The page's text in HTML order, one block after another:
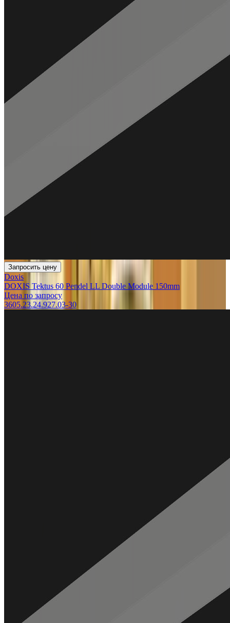
Запросить цену
Doxis
DOXIS Tektus 60 Pendel LL Double Module 150mm
Цена по запросу
3605.23.24.927.03-30